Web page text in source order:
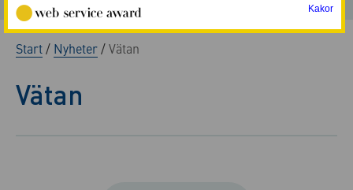
Start/ Nyheter/Vätan
Vätan
Kakor